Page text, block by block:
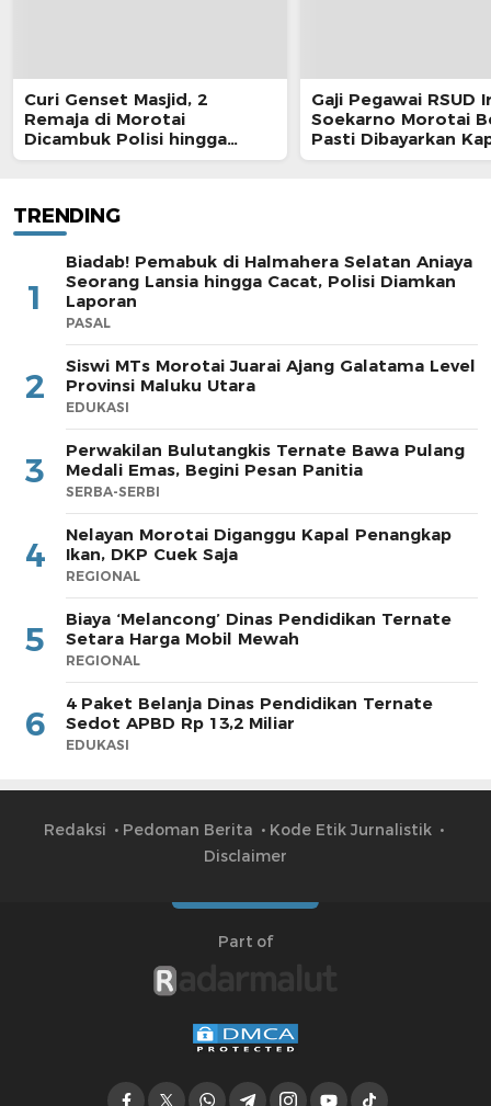
Curi Genset Masjid, 2
Remaja di Morotai
Dicambuk Polisi hingga
Berdarah
Gaji Pegawai RSUD
Soekarno Morotai
Pasti Dibayarkan
TRENDING
1
Biadab! Pemabuk di Halmahera Selatan Aniaya
Seorang Lansia hingga Cacat, Polisi Diamkan
Laporan
PASAL
2
Siswi MTs Morotai Juarai Ajang Galatama Level
Provinsi Maluku Utara
EDUKASI
3
Perwakilan Bulutangkis Ternate Bawa Pulang
Medali Emas, Begini Pesan Panitia
SERBA-SERBI
4
Nelayan Morotai Diganggu Kapal Penangkap
Ikan, DKP Cuek Saja
REGIONAL
5
Biaya ‘Melancong’ Dinas Pendidikan Ternate
Setara Harga Mobil Mewah
REGIONAL
6
4 Paket Belanja Dinas Pendidikan Ternate
Sedot APBD Rp 13,2 Miliar
EDUKASI
Redaksi Pedoman Berita
Kode Etik Jurnalistik
Disclaimer
Part of